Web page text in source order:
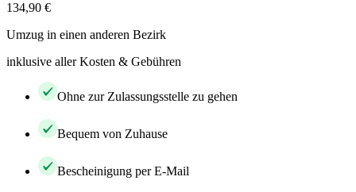
134,90 €
Umzug in einen anderen Bezirk
inklusive aller Kosten & Gebühren
Ohne zur Zulassungsstelle zu gehen
Bequem von Zuhause
Bescheinigung per E-Mail